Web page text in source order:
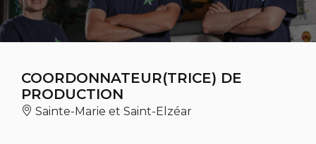
COORDONNATEUR(TRICE) DE
PRODUCTION
Sainte-Marie et Saint-Elzéar